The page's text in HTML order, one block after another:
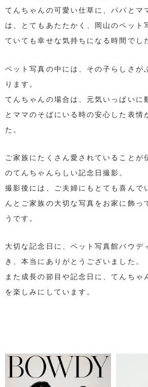
てんちゃんの可愛い仕草に、パパとマ
は、とてもあたたかく、岡山のペット
ていても幸せな気持ちになる時間でし
ペット写真の中には、その子らしさが
ります。
てんちゃんの場合は、元気いっぱいに
とママのそばにいる時の安心した表情
た。
ご家族にたくさん愛されていることが
のてんちゃんらしい記念日撮影。
撮影後には、ご夫婦にもとても喜んで
んとご家族の大切な写真をお家に飾っ
うです。
大切な記念日に、ペット写真館バウデ
き、本当にありがとうございました。
また成長の節目や記念日に、てんちゃ
を楽しみにしています。